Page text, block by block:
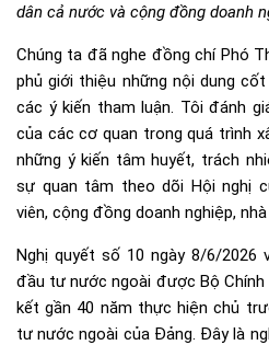
dân cả nước và cộng đồng doanh
Chúng ta đã nghe đồng chí Phó
phủ giới thiệu những nội dung
các ý kiến tham luận. Tôi đánh
của các cơ quan trong quá trình
những ý kiến tâm huyết, trách
sự quan tâm theo dõi Hội nghị
viên, cộng đồng doanh nghiệp,
Nghị quyết số 10 ngày 8/6/2026
đầu tư nước ngoài được Bộ
kết gần 40 năm thực hiện chủ
tư nước ngoài của Đảng. Đây là